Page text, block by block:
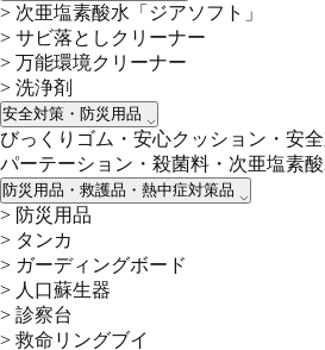
> 次亜塩素酸水「ジアソフト」
> サビ落としクリーナー
> 万能環境クリーナー
> 洗浄剤
安全対策・防災用品
びっくりゴム・安心クッション・安
パーテーション・殺菌料・次亜塩素
防災用品・救護品・熱中症対策品
> 防災用品
> タンカ
> ガーディングボード
> 人口蘇生器
> 診察台
> 救命リングブイ